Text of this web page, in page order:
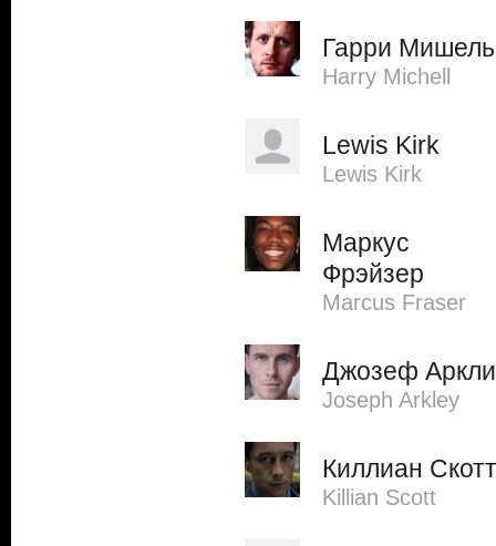
Гарри Мишель
Harry Michell
Lewis Kirk
Lewis Kirk
Маркус
Фрэйзер
Marcus Fraser
Джозеф Аркли
Joseph Arkley
Киллиан Скотт
Killian Scott